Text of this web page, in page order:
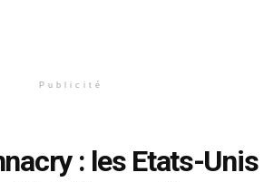
Publicité
: les Etats-Unis